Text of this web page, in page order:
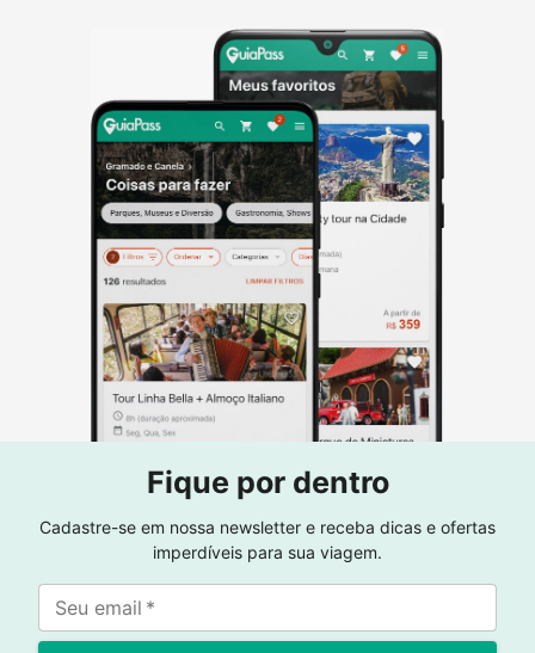
Fique por dentro
Cadastre-se em nossa newsletter e receba dicas e ofertas
imperdíveis para sua viagem.
Seu email *